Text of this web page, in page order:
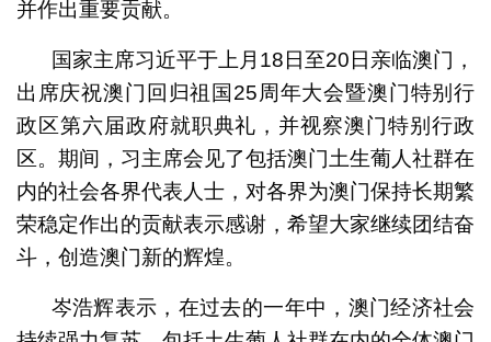
并作出重要贡献。
国家主席习近平于上月18日至20日亲临澳门，
出席庆祝澳门回归祖国25周年大会暨澳门特别行
政区第六届政府就职典礼，并视察澳门特别行政
区。期间，习主席会见了包括澳门土生葡人社群在
内的社会各界代表人士，对各界为澳门保持长期繁
荣稳定作出的贡献表示感谢，希望大家继续团结奋
斗，创造澳门新的辉煌。
岑浩辉表示，在过去的一年中，澳门经济社会